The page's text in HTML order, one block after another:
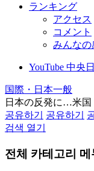
ランキング
アクセス
コメント
みんなの
YouTube 中央
国際・日本一般
日本の反発に…米国
공유하기
공유하기
검색 열기
전체 카테고리 메